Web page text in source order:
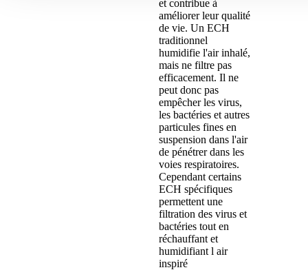
et contribue à
améliorer leur qualité
de vie. Un ECH
traditionnel
humidifie l'air inhalé,
mais ne filtre pas
efficacement. Il ne
peut donc pas
empêcher les virus,
les bactéries et autres
particules fines en
suspension dans l'air
de pénétrer dans les
voies respiratoires.
Cependant certains
ECH spécifiques
permettent une
filtration des virus et
bactéries tout en
réchauffant et
humidifiant l air
inspiré